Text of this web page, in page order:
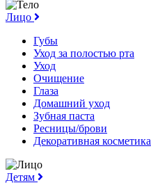
Лицо
Губы
Уход за полостью рта
Уход
Очищение
Глаза
Домашний уход
Зубная паста
Ресницы/брови
Декоративная косметика
Детям